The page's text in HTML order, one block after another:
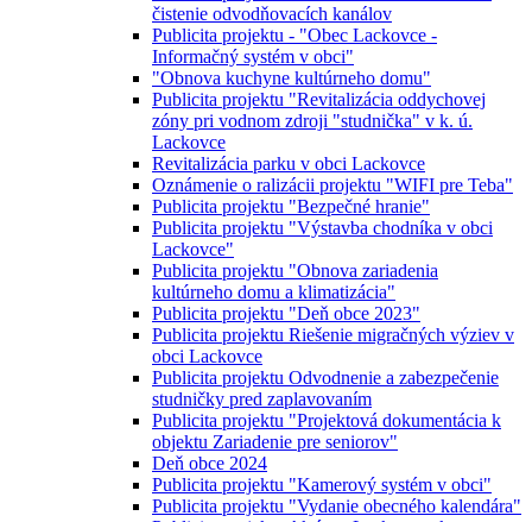
čistenie odvodňovacích kanálov
Publicita projektu - "Obec Lackovce -
Informačný systém v obci"
"Obnova kuchyne kultúrneho domu"
Publicita projektu "Revitalizácia oddychovej
zóny pri vodnom zdroji "studnička" v k. ú.
Lackovce
Revitalizácia parku v obci Lackovce
Oznámenie o ralizácii projektu "WIFI pre Teba"
Publicita projektu "Bezpečné hranie"
Publicita projektu "Výstavba chodníka v obci
Lackovce"
Publicita projektu "Obnova zariadenia
kultúrneho domu a klimatizácia"
Publicita projektu "Deň obce 2023"
Publicita projektu Riešenie migračných výziev v
obci Lackovce
Publicita projektu Odvodnenie a zabezpečenie
studničky pred zaplavovaním
Publicita projektu "Projektová dokumentácia k
objektu Zariadenie pre seniorov"
Deň obce 2024
Publicita projektu "Kamerový systém v obci"
Publicita projektu "Vydanie obecného kalendára"